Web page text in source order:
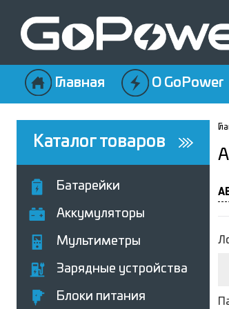
Главная О GoPower
Каталог товаров
Батарейки
Аккумуляторы
Мультиметры
Зарядные устройства
Блоки питания